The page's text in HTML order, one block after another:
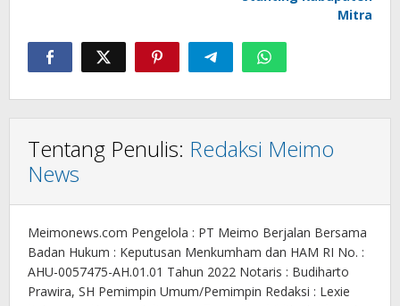
Mitra
Tentang Penulis: Redaksi Meimo
News
Meimonews.com Pengelola : PT Meimo Berjalan Bersama
Badan Hukum : Keputusan Menkumham dan HAM RI No. :
AHU-0057475-AH.01.01 Tahun 2022 Notaris : Budiharto
Prawira, SH Pemimpin Umum/Pemimpin Redaksi : Lexie